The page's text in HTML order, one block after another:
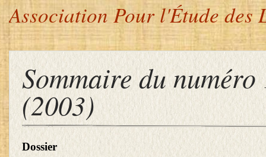
Association Pour l'Étude des
Sommaire du numéro
(2003)
Dossier